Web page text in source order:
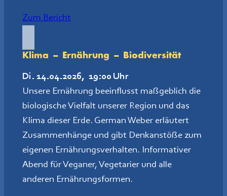
Zum Bericht
Klima – Ernährung – Biodiversität
Di. 14.04.2026, 19:00 Uhr
Unsere Ernährung beeinflusst maßgeblich die
biologische Vielfalt unserer Region und das
Klima dieser Erde. German Weber erläutert
Zusammenhänge und gibt Denkanstöße zum
eigenen Ernährungsverhalten. Informativer
Abend für Veganer, Vegetarier und alle
anderen Ernährungsformen.